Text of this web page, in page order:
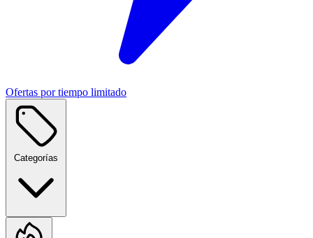
Ofertas por tiempo limitado
Categorías